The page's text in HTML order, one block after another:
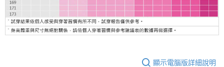
顯示電腦版詳細說明